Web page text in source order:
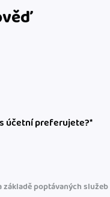
účetní preferujete?*
základě poptávaných služeb